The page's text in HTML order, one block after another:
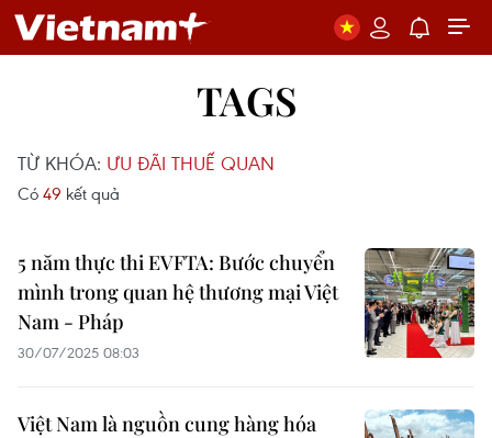
TAGS
TỪ KHÓA: ƯU ĐÃI THUẾ QUAN
Có 49 kết quả
5 năm thực thi EVFTA: Bước chuyển
mình trong quan hệ thương mại Việt
Nam - Pháp
30/07/2025 08:03
Việt Nam là nguồn cung hàng hóa